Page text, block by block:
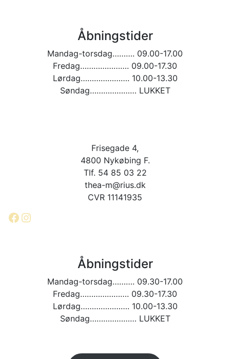
Åbningstider
Mandag-torsdag………. 09.00-17.00
Fredag…………………. 09.00-17.30
Lørdag…………………. 10.00-13.30
Søndag………………… LUKKET
Frisegade 4,
4800 Nykøbing F.
Tlf. 54 85 03 22
thea-m@rius.dk
CVR 11141935
Facebook
Instagram
Åbningstider
Mandag-torsdag………. 09.30-17.00
Fredag…………………. 09.30-17.30
Lørdag…………………. 10.00-13.30
Søndag………………… LUKKET